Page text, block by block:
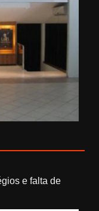
e falta de